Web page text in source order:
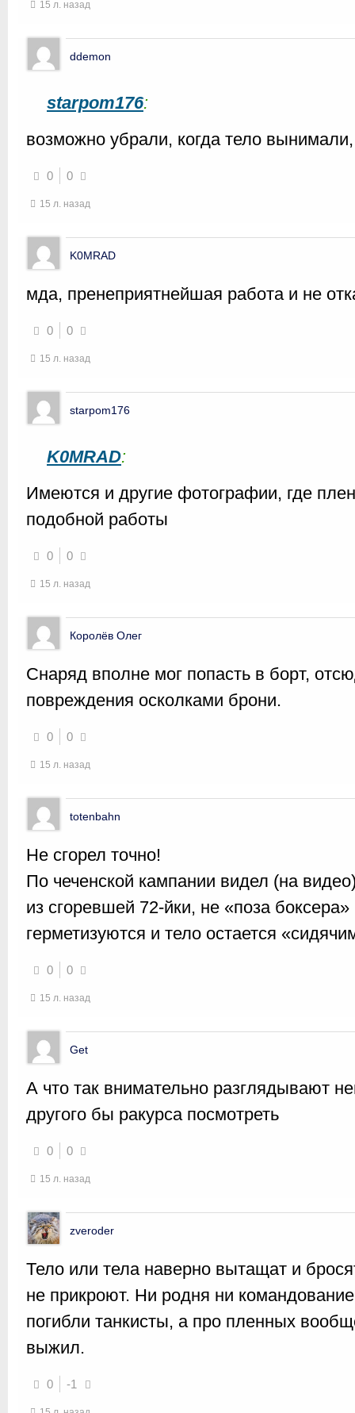
15 л. назад
ddemon
starpom176:
возможно убрали, когда тело
0 0
15 л. назад
K0MRAD
мда, пренеприятнейшая работа и не
0 0
15 л. назад
starpom176
K0MRAD:
Имеются и другие фотографии, где
подобной работы
0 0
15 л. назад
Королёв Олег
Снаряд вполне мог попасть в борт,
повреждения осколками брони.
0 0
15 л. назад
totenbahn
Не сгорел точно!
По чеченской кампании видел (на
из сгоревшей 72-йки, не «поза боксера»
герметизуются и тело остается
0 0
15 л. назад
Get
А что так внимательно разглядывают
другого бы ракурса посмотреть
0 0
15 л. назад
zveroder
Тело или тела наверно вытащат и
не прикроют. Ни родня ни
погибли танкисты, а про пленных
выжил.
0 -1